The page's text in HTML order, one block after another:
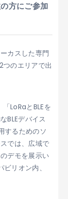
方にご参加
カスした専門
つのエリアで出
LoRaとBLEを
BLEデバイス
するためのソ
では、広域で
デモを展示い
リオン内、